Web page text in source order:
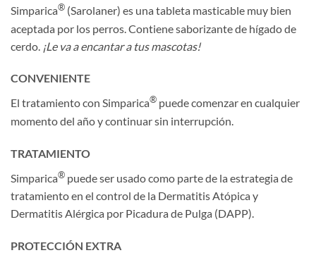
Simparica® (Sarolaner) es una tableta masticable muy bien
aceptada por los perros. Contiene saborizante de hígado de
cerdo. ¡Le va a encantar a tus mascotas!
CONVENIENTE
El tratamiento con Simparica® puede comenzar en cualquier
momento del año y continuar sin interrupción.
TRATAMIENTO
Simparica® puede ser usado como parte de la estrategia de
tratamiento en el control de la Dermatitis Atópica y
Dermatitis Alérgica por Picadura de Pulga (DAPP).
PROTECCIÓN EXTRA